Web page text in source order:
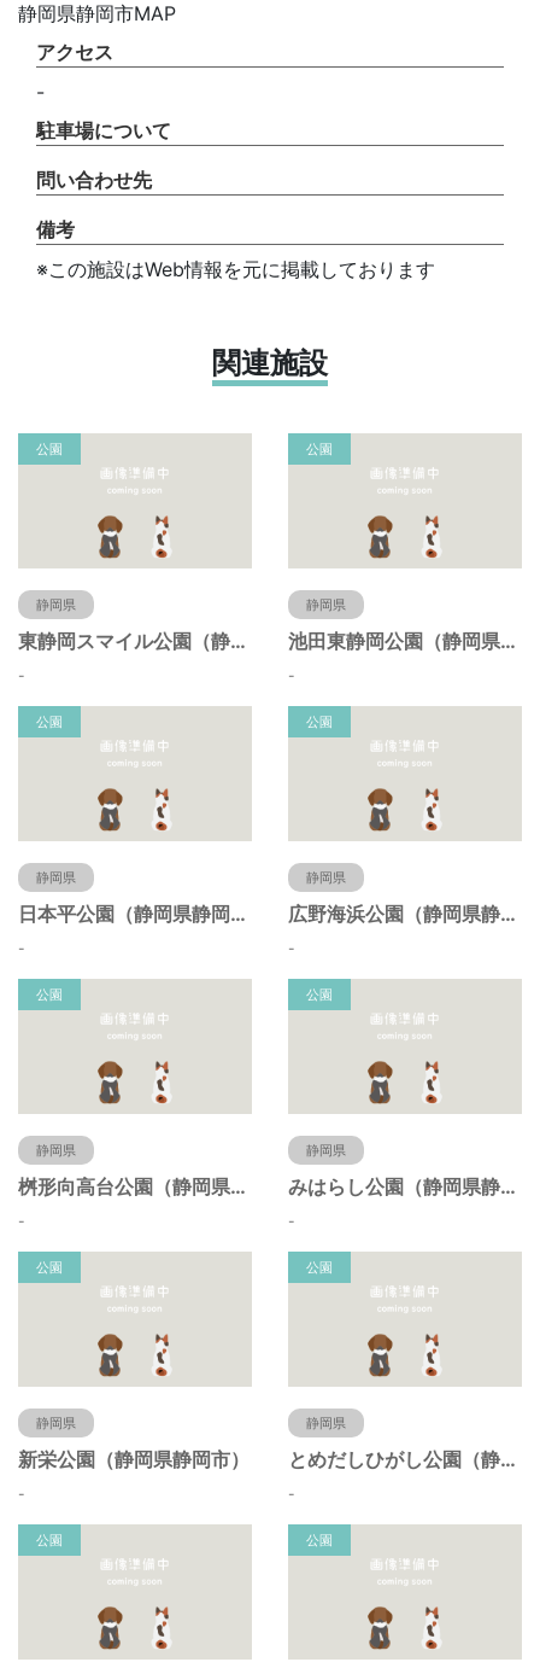
静岡県静岡市MAP
アクセス
-
駐車場について
問い合わせ先
備考
※この施設はWeb情報を元に掲載しております
関連施設
公園
静岡県
東静岡スマイル公園（静岡県静岡市）
-
公園
静岡県
池田東静岡公園（静岡県静岡市）
-
公園
静岡県
日本平公園（静岡県静岡市）
-
公園
静岡県
広野海浜公園（静岡県静岡市）
-
公園
静岡県
桝形向高台公園（静岡県静岡市）
-
公園
静岡県
みはらし公園（静岡県静岡市）
-
公園
静岡県
新栄公園（静岡県静岡市）
-
公園
静岡県
とめだしひがし公園（静岡県静岡市）
-
公園 公園